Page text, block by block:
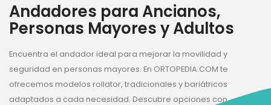
Andadores para Ancianos,
Personas Mayores y Adultos
Encuentra el andador ideal para mejorar la movilidad y
seguridad en personas mayores. En ORTOPEDIA.COM te
ofrecemos modelos rollator, tradicionales y bariátricos
adaptados a cada necesidad. Descubre opciones con